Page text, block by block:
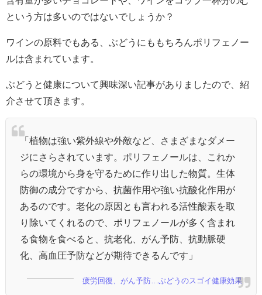
という方は多いのではないでしょうか？
ワインの原料でもある、ぶどうにももちろんポリフェノー
ルは含まれています。
ぶどうと健康について興味深い記事がありましたので、紹
介させて頂きます。
「植物は強い紫外線や外敵など、さまざまなダメー
ジにさらされています。ポリフェノールは、これか
らの環境から身を守るために作り出した物質。生体
防御の成分ですから、抗菌作用や強い抗酸化作用が
あるのです。老化の原因とも言われる活性酸素を取
り除いてくれるので、ポリフェノールが多く含まれ
る食物を食べると、抗老化、がん予防、抗動脈硬
化、高血圧予防などが期待できるんです」
疲労回復、がん予防…ぶどうのスゴイ健康効果